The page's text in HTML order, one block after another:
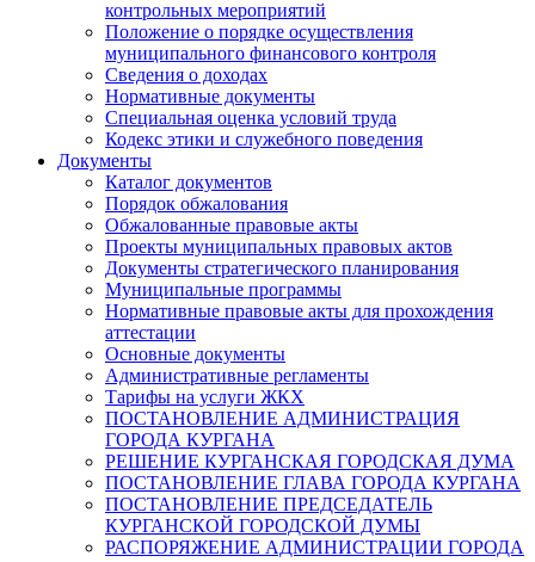
контрольных мероприятий
Положение о порядке осуществления
муниципального финансового контроля
Сведения о доходах
Нормативные документы
Специальная оценка условий труда
Кодекс этики и служебного поведения
Документы
Каталог документов
Порядок обжалования
Обжалованные правовые акты
Проекты муниципальных правовых актов
Документы стратегического планирования
Муниципальные программы
Нормативные правовые акты для прохождения
аттестации
Основные документы
Административные регламенты
Тарифы на услуги ЖКХ
ПОСТАНОВЛЕНИЕ АДМИНИСТРАЦИЯ
ГОРОДА КУРГАНА
РЕШЕНИЕ КУРГАНСКАЯ ГОРОДСКАЯ ДУМА
ПОСТАНОВЛЕНИЕ ГЛАВА ГОРОДА КУРГАНА
ПОСТАНОВЛЕНИЕ ПРЕДСЕДАТЕЛЬ
КУРГАНСКОЙ ГОРОДСКОЙ ДУМЫ
РАСПОРЯЖЕНИЕ АДМИНИСТРАЦИИ ГОРОДА